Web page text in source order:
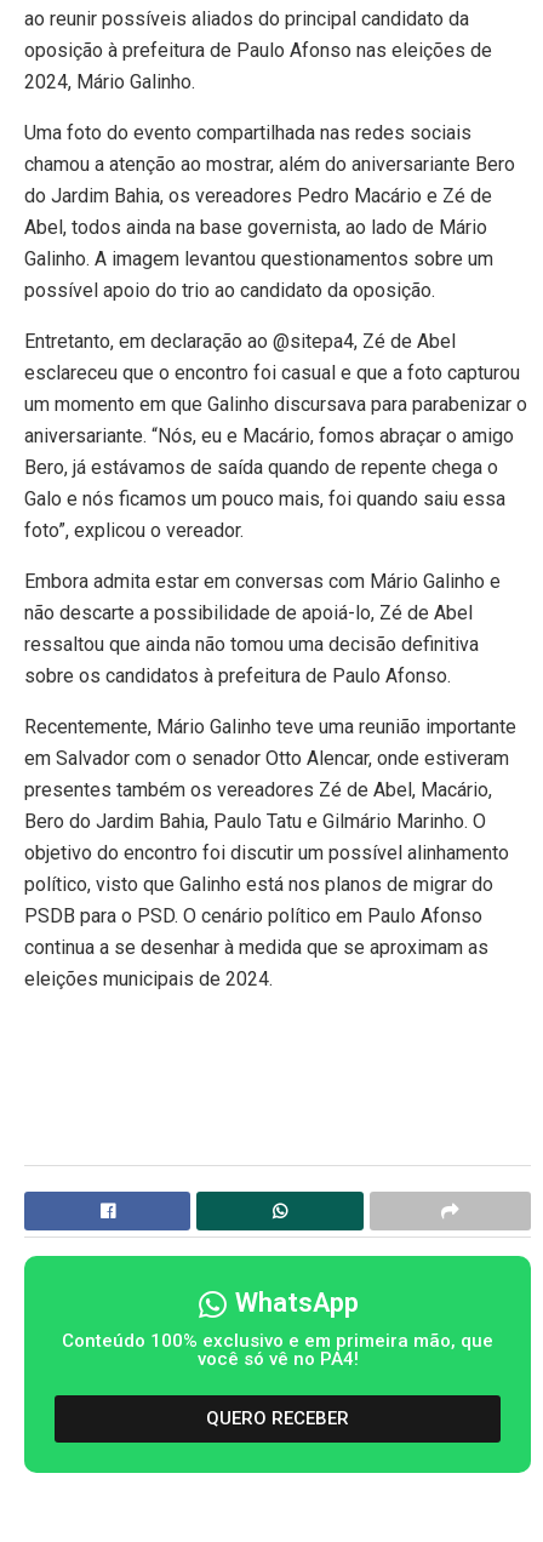
ao reunir possíveis aliados do principal candidato da
oposição à prefeitura de Paulo Afonso nas eleições de
2024, Mário Galinho.
Uma foto do evento compartilhada nas redes sociais
chamou a atenção ao mostrar, além do aniversariante Bero
do Jardim Bahia, os vereadores Pedro Macário e Zé de
Abel, todos ainda na base governista, ao lado de Mário
Galinho. A imagem levantou questionamentos sobre um
possível apoio do trio ao candidato da oposição.
Entretanto, em declaração ao @sitepa4, Zé de Abel
esclareceu que o encontro foi casual e que a foto capturou
um momento em que Galinho discursava para parabenizar o
aniversariante. “Nós, eu e Macário, fomos abraçar o amigo
Bero, já estávamos de saída quando de repente chega o
Galo e nós ficamos um pouco mais, foi quando saiu essa
foto”, explicou o vereador.
Embora admita estar em conversas com Mário Galinho e
não descarte a possibilidade de apoiá-lo, Zé de Abel
ressaltou que ainda não tomou uma decisão definitiva
sobre os candidatos à prefeitura de Paulo Afonso.
Recentemente, Mário Galinho teve uma reunião importante
em Salvador com o senador Otto Alencar, onde estiveram
presentes também os vereadores Zé de Abel, Macário,
Bero do Jardim Bahia, Paulo Tatu e Gilmário Marinho. O
objetivo do encontro foi discutir um possível alinhamento
político, visto que Galinho está nos planos de migrar do
PSDB para o PSD. O cenário político em Paulo Afonso
continua a se desenhar à medida que se aproximam as
eleições municipais de 2024.
WhatsApp
Conteúdo 100% exclusivo e em primeira mão, que
você só vê no PA4!
QUERO RECEBER